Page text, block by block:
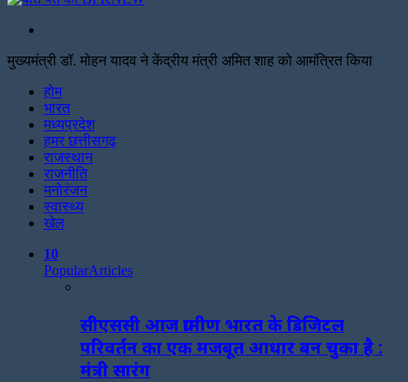
मुख्यमंत्री डॉ. मोहन यादव ने केंद्रीय मंत्री अमित शाह को आमंत्रित किया
होम
भारत
मध्यप्रदेश
हमर छत्तीसगढ़
राजस्थान
राजनीति
मनोरंजन
स्वास्थ्य
खेल
10
PopularArticles
सीएससी आज ग्रामीण भारत के डिजिटल
परिवर्तन का एक मजबूत आधार बन चुका है :
मंत्री सारंग